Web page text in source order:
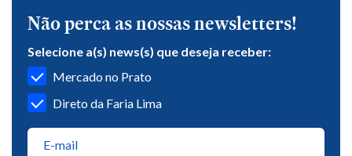
Não perca as nossas newsletters!
Selecione a(s) news(s) que deseja receber:
Mercado no Prato
Direto da Faria Lima